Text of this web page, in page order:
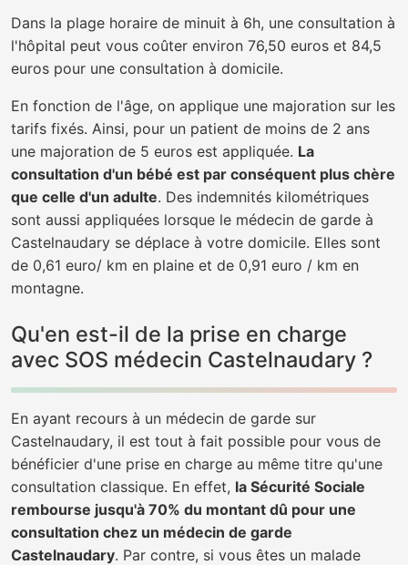
Dans la plage horaire de minuit à 6h, une consultation à
l'hôpital peut vous coûter environ 76,50 euros et 84,5
euros pour une consultation à domicile.
En fonction de l'âge, on applique une majoration sur les
tarifs fixés. Ainsi, pour un patient de moins de 2 ans
une majoration de 5 euros est appliquée. La
consultation d'un bébé est par conséquent plus chère
que celle d'un adulte. Des indemnités kilométriques
sont aussi appliquées lorsque le médecin de garde à
Castelnaudary se déplace à votre domicile. Elles sont
de 0,61 euro/ km en plaine et de 0,91 euro / km en
montagne.
Qu'en est-il de la prise en charge
avec SOS médecin Castelnaudary ?
En ayant recours à un médecin de garde sur
Castelnaudary, il est tout à fait possible pour vous de
bénéficier d'une prise en charge au même titre qu'une
consultation classique. En effet, la Sécurité Sociale
rembourse jusqu'à 70% du montant dû pour une
consultation chez un médecin de garde
Castelnaudary. Par contre, si vous êtes un malade